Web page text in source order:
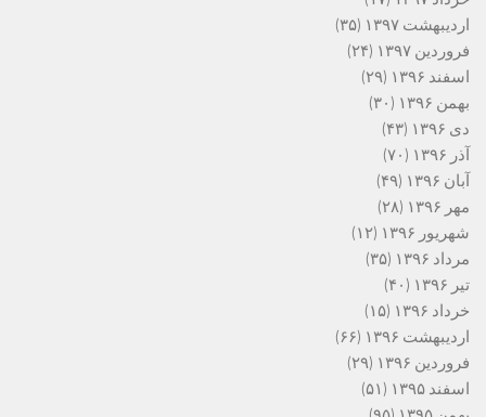
اردیبهشت ۱۳۹۷
(۳۵)
فروردین ۱۳۹۷
(۲۴)
اسفند ۱۳۹۶
(۲۹)
بهمن ۱۳۹۶
(۳۰)
دی ۱۳۹۶
(۴۳)
آذر ۱۳۹۶
(۷۰)
آبان ۱۳۹۶
(۴۹)
مهر ۱۳۹۶
(۲۸)
شهریور ۱۳۹۶
(۱۲)
مرداد ۱۳۹۶
(۳۵)
تیر ۱۳۹۶
(۴۰)
خرداد ۱۳۹۶
(۱۵)
اردیبهشت ۱۳۹۶
(۶۶)
فروردین ۱۳۹۶
(۲۹)
اسفند ۱۳۹۵
(۵۱)